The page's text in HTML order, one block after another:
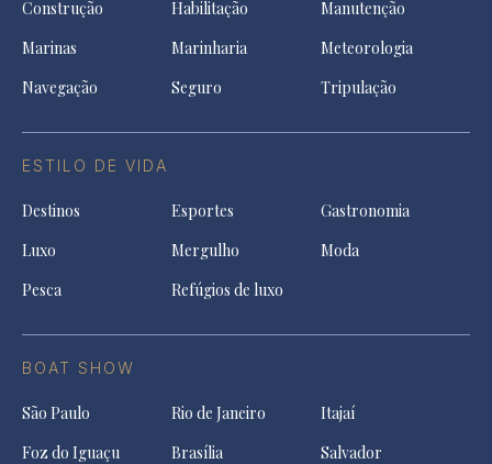
Construção Habilitação
Manutenção
Marinas
Marinharia
Meteorologia
Navegação
Seguro Tripulação
ESTILO DE VIDA
Destinos Esportes
Gastronomia
Luxo
Mergulho
Moda
Pesca
Refúgios de luxo
BOAT SHOW
São Paulo Rio de Janeiro
Itajaí
Foz do Iguaçu
Brasília Salvador